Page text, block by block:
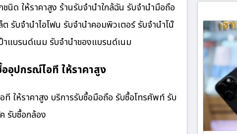
นิด ให้ราคาสูง ร้านรับจํานําใกล้ฉัน รับจำนำมือถือ
รับจำนำไอโฟน รับจำนำคอมพิวเตอร์ รับจำนำโน๊
าแบรนด์เนม รับจำนำของแบรนด์เนม
อุปกรณ์ไอที ให้ราคาสูง
ให้ราคาสูง บริการรับซื้อมือถือ รับซื้อโทรศัพท์ รับ
รับซื้อกล้อง